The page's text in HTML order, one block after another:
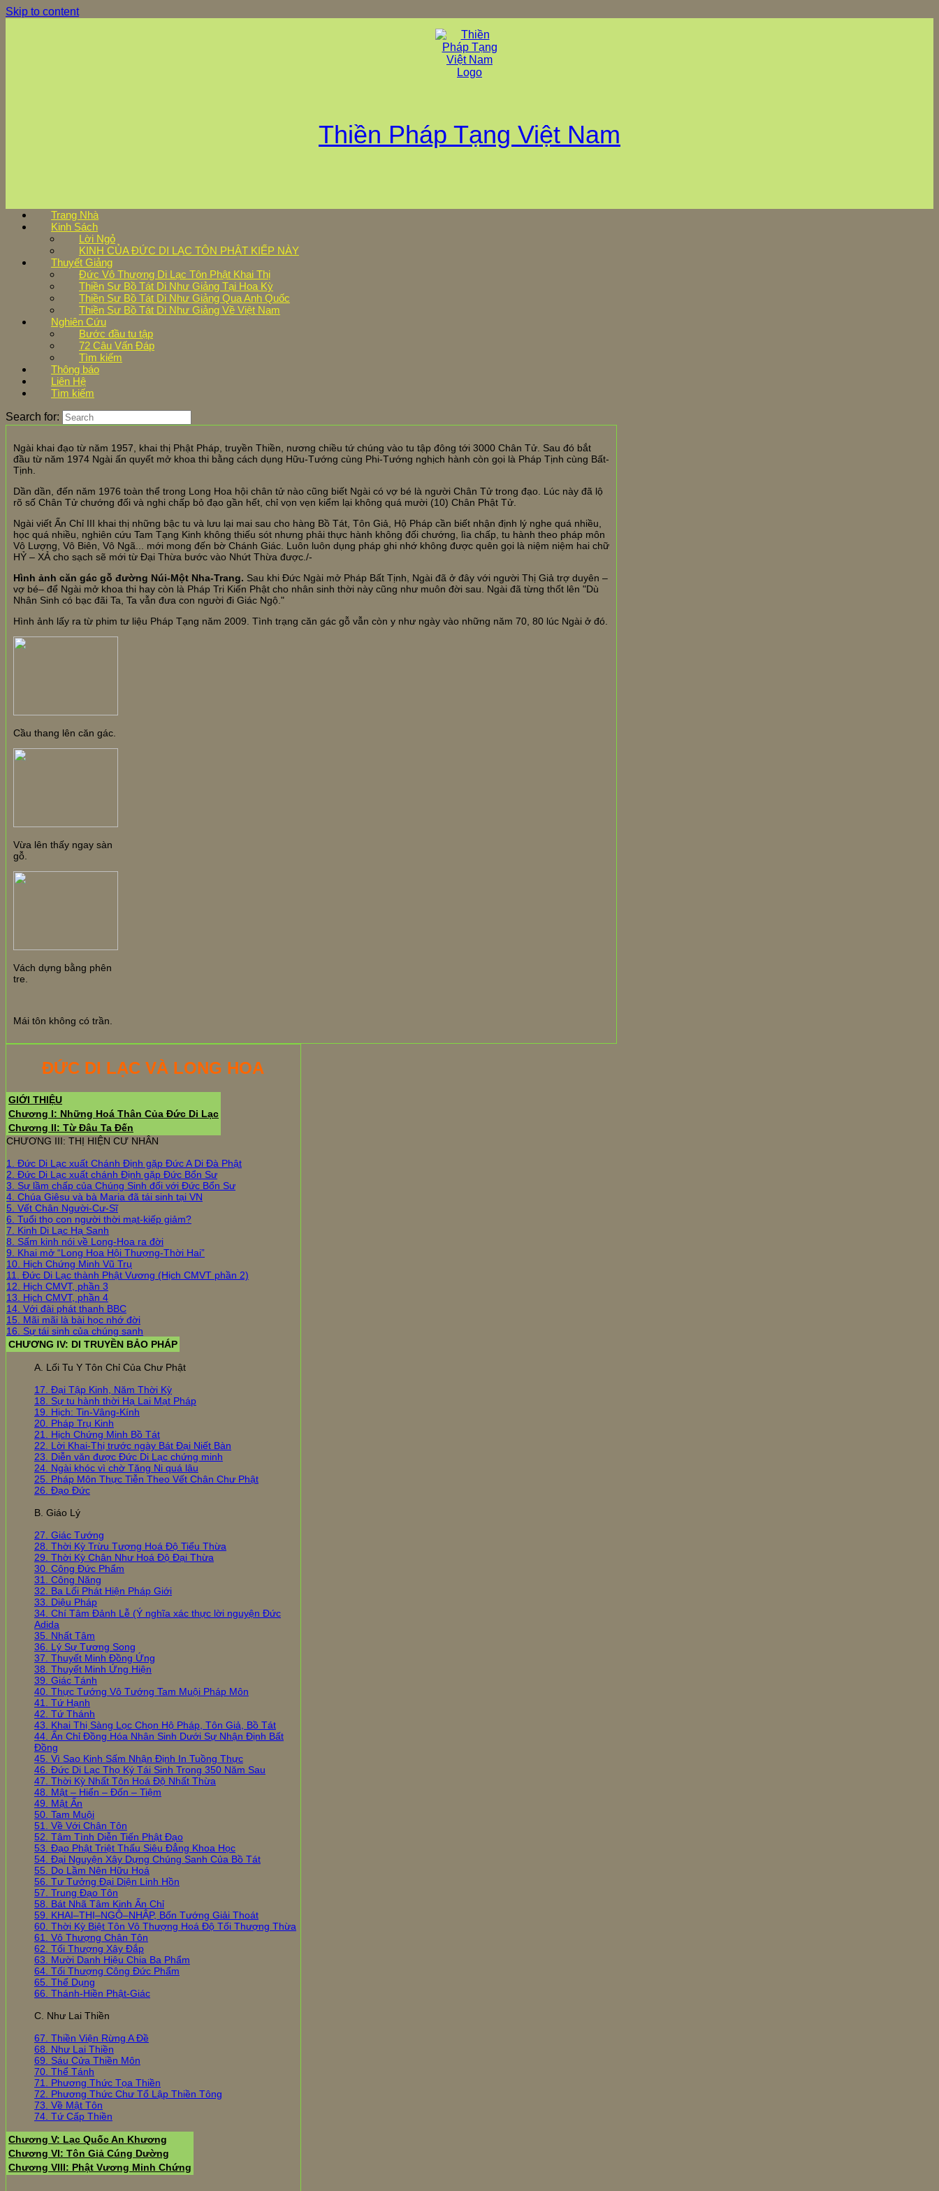
Skip to content
Thiền Pháp Tạng Việt Nam
Trang Nhà
Kinh Sách
Lời Ngỏ
KINH CỦA ĐỨC DI LẠC TÔN PHẬT KIẾP NÀY
Thuyết Giảng
Đức Vô Thượng Di Lạc Tôn Phật Khai Thị
Thiền Sư Bồ Tát Di Như Giảng Tại Hoa Kỳ
Thiền Sư Bồ Tát Di Như Giảng Qua Anh Quốc
Thiền Sư Bồ Tát Di Như Giảng Về Việt Nam
Nghiên Cứu
Bước đầu tu tập
72 Câu Vấn Đáp
Tìm kiếm
Thông báo
Liên Hệ
Tìm kiếm
Search for:
Ngài khai đạo từ năm 1957, khai thị Phật Pháp, truyền Thiền, nương chiều tứ chúng vào tu tập đông tới 3000 Chân Tử. Sau đó bắt
đầu từ năm 1974 Ngài ấn quyết mở khoa thi bằng cách dụng Hữu-Tướng cùng Phi-Tướng nghịch hành còn gọi là Pháp Tịnh cùng Bất-
Tịnh.
Dần dần, đến năm 1976 toàn thể trong Long Hoa hội chân tử nào cũng biết Ngài có vợ bé là người Chân Tử trong đạo. Lúc này đã lộ
rõ số Chân Tử chướng đối và nghi chấp bỏ đạo gần hết, chỉ vọn vẹn kiểm lại không quá mười (10) Chân Phật Tử.
Ngài viết Ấn Chỉ III khai thị những bậc tu và lưu lại mai sau cho hàng Bồ Tát, Tôn Giả, Hộ Pháp cần biết nhận định lý nghe quá nhiều,
học quá nhiều, nghiên cứu Tam Tạng Kinh không thiếu sót nhưng phải thực hành không đối chướng, lìa chấp, tu hành theo pháp môn
Vô Lượng, Vô Biên, Vô Ngã... mới mong đến bờ Chánh Giác. Luôn luôn dụng pháp ghi nhớ không được quên gọi là niệm niệm hai chữ
HỶ – XẢ cho sạch sẽ mới từ Đại Thừa bước vào Nhứt Thừa được./-
Hình ảnh căn gác gỗ đường Núi-Một Nha-Trang. Sau khi Đức Ngài mở Pháp Bất Tịnh, Ngài đã ở đây với người Thị Giả trợ duyên –
vợ bé– để Ngài mở khoa thi hay còn là Pháp Tri Kiến Phật cho nhân sinh thời này cũng như muôn đời sau. Ngài đã từng thốt lên "Dù
Nhân Sinh có bạc đãi Ta, Ta vẫn đưa con người đi Giác Ngộ."
Hình ảnh lấy ra từ phim tư liệu Pháp Tạng năm 2009. Tình trạng căn gác gỗ vẫn còn y như ngày vào những năm 70, 80 lúc Ngài ở đó.
Cầu thang lên căn gác.
Vừa lên thấy ngay sàn
gỗ.
Vách dựng bằng phên
tre.
Mái tôn không có trần.
ĐỨC DI LẠC VÀ LONG HOA
GIỚI THIỆU
Chương I: Những Hoá Thân Của Đức Di Lạc
Chương II: Từ Đâu Ta Đến
CHƯƠNG III: THỊ HIỆN CƯ NHÂN
1. Đức Di Lạc xuất Chánh Định gặp Đức A Di Đà Phật
2. Đức Di Lạc xuất chánh Định gặp Đức Bổn Sư
3. Sự lầm chấp của Chúng Sinh đối với Đức Bổn Sư
4. Chúa Giêsu và bà Maria đã tái sinh tại VN
5. Vết Chân Người-Cư-Sĩ
6. Tuổi thọ con người thời mạt-kiếp giảm?
7. Kinh Di Lạc Hạ Sanh
8. Sấm kinh nói về Long-Hoa ra đời
9. Khai mở “Long Hoa Hội Thượng-Thời Hai”
10. Hịch Chứng Minh Vũ Trụ
11. Đức Di Lạc thành Phật Vương (Hịch CMVT phần 2)
12. Hịch CMVT, phần 3
13. Hịch CMVT, phần 4
14. Với đài phát thanh BBC
15. Mãi mãi là bài học nhớ đời
16. Sự tái sinh của chúng sanh
CHƯƠNG IV: DI TRUYỀN BẢO PHÁP
A. Lối Tu Y Tôn Chỉ Của Chư Phật
17. Đại Tập Kinh, Năm Thời Kỳ
18. Sự tu hành thời Hạ Lai Mạt Pháp
19. Hịch: Tin-Vâng-Kính
20. Pháp Trụ Kinh
21. Hịch Chứng Minh Bồ Tát
22. Lời Khai-Thị trước ngày Bát Đại Niết Bàn
23. Diễn văn được Đức Di Lạc chứng minh
24. Ngài khóc vì chờ Tăng Ni quá lâu
25. Pháp Môn Thực Tiễn Theo Vết Chân Chư Phật
26. Đạo Đức
B. Giáo Lý
27. Giác Tướng
28. Thời Kỳ Trừu Tượng Hoá Độ Tiểu Thừa
29. Thời Kỳ Chân Như Hoá Độ Đại Thừa
30. Công Đức Phẩm
31. Công Năng
32. Ba Lối Phát Hiện Pháp Giới
33. Diệu Pháp
34. Chí Tâm Đảnh Lễ (Ý nghĩa xác thực lời nguyện Đức
Adida
35. Nhất Tâm
36. Lý Sự Tương Song
37. Thuyết Minh Đồng Ứng
38. Thuyết Minh Ứng Hiện
39. Giác Tánh
40. Thực Tướng Vô Tướng Tam Muội Pháp Môn
41. Tứ Hạnh
42. Tứ Thánh
43. Khai Thị Sàng Lọc Chọn Hộ Pháp, Tôn Giả, Bồ Tát
44. Ấn Chỉ Đồng Hóa Nhân Sinh Dưới Sự Nhận Định Bất
Đồng
45. Vì Sao Kinh Sấm Nhận Định In Tuồng Thực
46. Đức Di Lạc Thọ Ký Tái Sinh Trong 350 Năm Sau
47. Thời Kỳ Nhất Tôn Hoá Độ Nhất Thừa
48. Mật – Hiển – Đốn – Tiệm
49. Mật Ấn
50. Tam Muội
51. Về Với Chân Tôn
52. Tâm Tình Diễn Tiến Phật Đạo
53. Đạo Phật Triệt Thấu Siêu Đẳng Khoa Học
54. Đại Nguyện Xây Dựng Chúng Sanh Của Bồ Tát
55. Do Lầm Nên Hữu Hoá
56. Tư Tưởng Đại Diện Linh Hồn
57. Trung Đạo Tôn
58. Bát Nhã Tâm Kinh Ấn Chỉ
59. KHAI–THỊ–NGỘ–NHẬP, Bốn Tướng Giải Thoát
60. Thời Kỳ Biệt Tôn Vô Thượng Hoá Độ Tối Thượng Thừa
61. Vô Thượng Chân Tôn
62. Tối Thượng Xây Đắp
63. Mười Danh Hiệu Chia Ba Phẩm
64. Tối Thượng Công Đức Phẩm
65. Thể Dụng
66. Thánh-Hiền Phật-Giác
C. Như Lai Thiền
67. Thiền Viện Rừng A Đề
68. Như Lai Thiền
69. Sáu Cửa Thiền Môn
70. Thể Tánh
71. Phương Thức Tọa Thiền
72. Phương Thức Chư Tổ Lập Thiền Tông
73. Về Mật Tôn
74. Tứ Cấp Thiền
Chương V: Lạc Quốc An Khương
Chương VI: Tôn Giả Cúng Dường
Chương VIII: Phật Vương Minh Chứng